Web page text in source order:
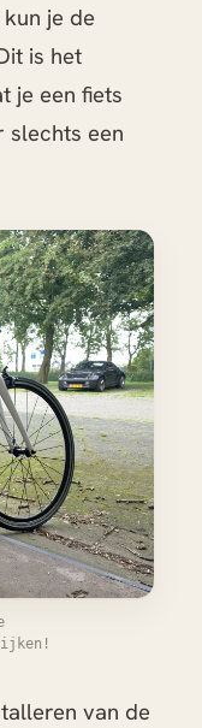
je de
is het
je een fiets
slechts een
van de